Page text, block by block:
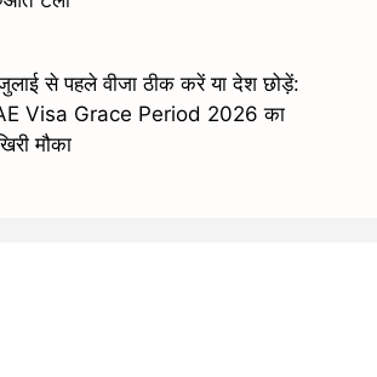
से पहले वीजा ठीक करें या देश छोड़ें:
Visa Grace Period 2026 का
मौका